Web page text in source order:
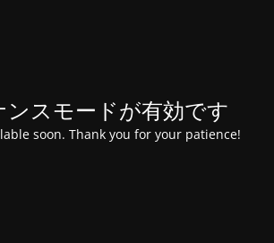
ンスモードが有効です
soon. Thank you for your patience!